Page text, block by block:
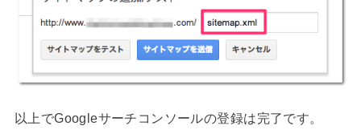
以上でGoogleサーチコンソールの登録は完了です。